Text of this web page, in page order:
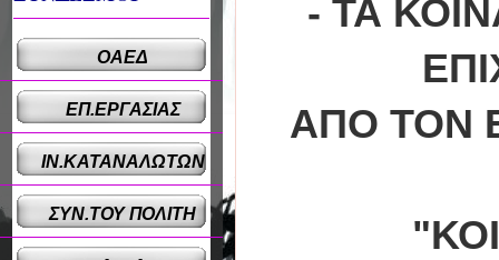
- ΤΑ
ΑΠΟ ΤΟΝ
ΟΑΕΔ
ΕΠ.ΕΡΓΑΣΙΑΣ
ΙΝ.ΚΑΤΑΝΑΛΩΤΩΝ
ΣΥΝ.ΤΟΥ ΠΟΛΙΤΗ